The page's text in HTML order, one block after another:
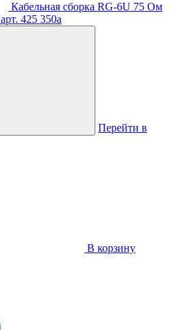
Кабельная сборка RG-6U 75 Ом
арт. 425 350a
Перейти в
В корзину